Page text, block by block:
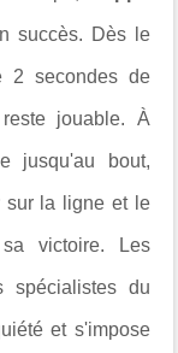
succès. Dès le
2 secondes de
jouable. À
jusqu'au bout,
sur la ligne et le
victoire. Les
spécialistes du
et s'impose